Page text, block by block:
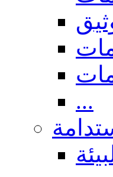
...